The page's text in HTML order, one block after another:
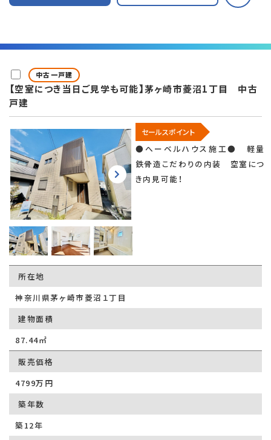
中古一戸建
【空室につき当日ご見学も可能】茅ヶ崎市菱沼1丁目 中古
戸建
セールスポイント
●へーベルハウス施工● 軽量
鉄骨造こだわりの内装 空室につ
き内見可能！
所在地
神奈川県茅ヶ崎市菱沼１丁目
建物面積
87.44㎡
販売価格
4799万円
築年数
築12年